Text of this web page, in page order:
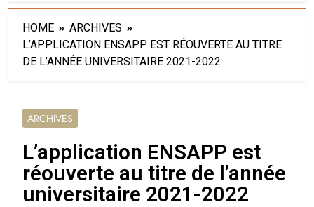
HOME
ARCHIVES
L’APPLICATION ENSAPP EST RÉOUVERTE AU TITRE
DE L’ANNÉE UNIVERSITAIRE 2021-2022
ARCHIVES
L’application ENSAPP est
réouverte au titre de l’année
universitaire 2021-2022